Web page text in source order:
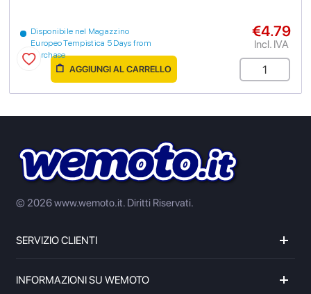
Disponibile nel Magazzino
Europeo Tempistica 5 Days from
purchase
€4.79
Incl. IVA
AGGIUNGI AL CARRELLO
© 2026 www.wemoto.it. Diritti Riservati.
SERVIZIO CLIENTI
INFORMAZIONI SU WEMOTO